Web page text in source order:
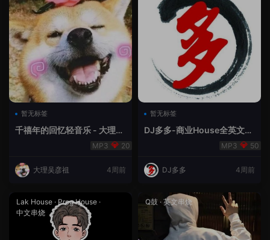
暂无标签
千禧年的回忆轻音乐 - 大理吴
20
大理吴彦祖 4周前
暂无标签
DJ多多-商业House全英文经
50
DJ多多 4周前
Lak House · Prog House ·
中文串烧
Q鼓 · 英文串烧